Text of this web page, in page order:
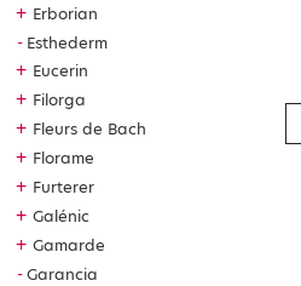
+ Erborian
Esthederm
+ Eucerin
+ Filorga
+ Fleurs de Bach
+ Florame
+ Furterer
+ Galénic
+ Gamarde
Garancia